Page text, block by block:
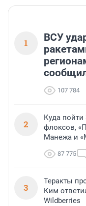
1
ВСУ
107 784
2
Куда пойти
флоксов,
Манежа и
87 775
3
Теракты
Ким
Wildberries